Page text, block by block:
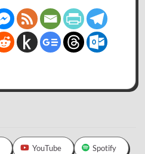
YouTube Spotify